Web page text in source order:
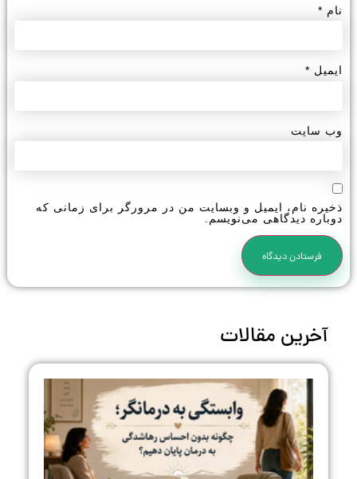
نام *
ایمیل *
وب‌ سایت
ذخیره نام، ایمیل و وبسایت من در مرورگر برای زمانی که
دوباره دیدگاهی می‌نویسم.
آخرین مقالات